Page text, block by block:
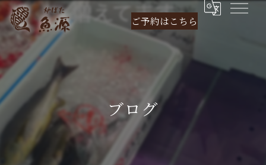
ご予約はこちら
ブログ